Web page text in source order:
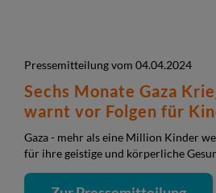
Pressemitteilung vom 04.04.2024
Sechs Monate Gaza
warnt vor Folgen für
Gaza - mehr als eine Million Kinder
für ihre geistige und körperliche